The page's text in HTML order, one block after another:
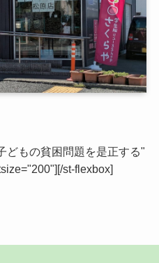
どもの貧困問題を是正する"
st-flexbox]